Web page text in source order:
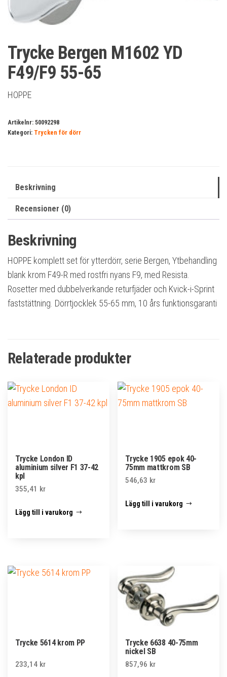
Trycke Bergen M1602 YD
F49/F9 55-65
HOPPE
Artikelnr: 50092298
Kategori: Trycken för dörr
Beskrivning
Recensioner (0)
Beskrivning
HOPPE komplett set för ytterdörr, serie Bergen, Ytbehandling
blank krom F49-R med rostfri nyans F9, med Resista.
Rosetter med dubbelverkande returfjäder och Kvick-i-Sprint
faststättning. Dörrtjocklek 55-65 mm, 10 års funktionsgaranti
Relaterade produkter
Trycke London ID
aluminium silver F1 37-42
kpl
355,41 kr
Lägg till i varukorg
Trycke 1905 epok 40-
75mm mattkrom SB
546,63 kr
Lägg till i varukorg
Trycke 5614 krom PP
233,14 kr
Trycke 6638 40-75mm
nickel SB
857,96 kr